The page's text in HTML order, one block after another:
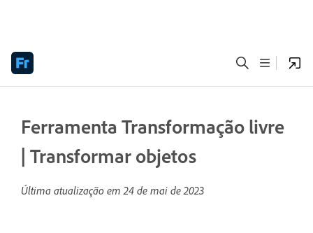
Ferramenta Transformação livre
| Transformar objetos
Última atualização em24 de mai de 2023